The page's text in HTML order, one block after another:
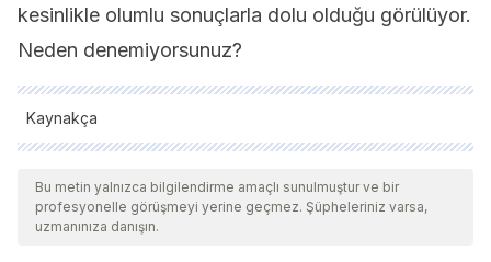
kesinlikle olumlu sonuçlarla dolu olduğu görülüyor.
Neden denemiyorsunuz?
Kaynakça
Tüm alıntı yapılan kaynaklar, kalitelerini, güvenilirliklerini,
güncelliklerini ve geçerliliklerini sağlamak için ekibimiz
tarafından derinlemesine incelendi. Bu makalenin bibliyografisi
Bu metin yalnızca bilgilendirme amaçlı sunulmuştur ve bir
profesyonelle görüşmeyi yerine geçmez. Şüpheleriniz varsa,
uzmanınıza danışın.